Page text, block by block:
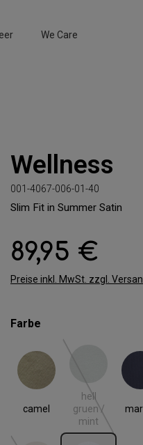
We Care
Wellness
001-4067-006-01-40
Slim Fit in Summer Satin
Regulärer Preis:
89,95 €
Preise inkl. MwSt. zzgl.
Farbe
camel
camel
hell
gruen /
mint
hell gruen / mint
(Diese